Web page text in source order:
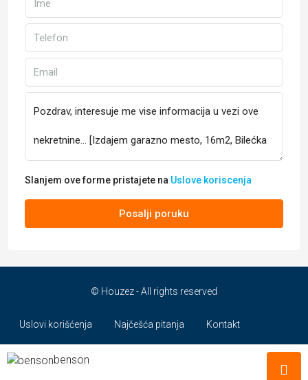
Slanjem ove forme pristajete na Uslove koriscenja
Posalji poruku
benson
© Houzez - All rights reserved
Uslovi korišćenja Najčešća pitanja Kontakt